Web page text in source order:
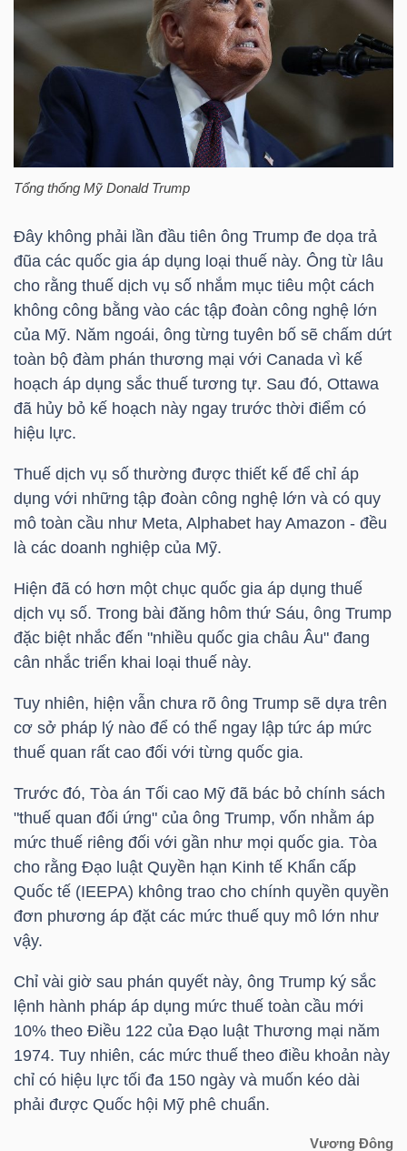
Tổng thống Mỹ Donald Trump
Đây không phải lần đầu tiên ông Trump đe dọa trả
đũa các quốc gia áp dụng loại thuế này. Ông từ lâu
cho rằng thuế dịch vụ số nhắm mục tiêu một cách
không công bằng vào các tập đoàn công nghệ lớn
của Mỹ. Năm ngoái, ông từng tuyên bố sẽ chấm dứt
toàn bộ đàm phán thương mại với Canada vì kế
hoạch áp dụng sắc thuế tương tự. Sau đó, Ottawa
đã hủy bỏ kế hoạch này ngay trước thời điểm có
hiệu lực.
Thuế dịch vụ số thường được thiết kế để chỉ áp
dụng với những tập đoàn công nghệ lớn và có quy
mô toàn cầu như Meta, Alphabet hay Amazon - đều
là các doanh nghiệp của Mỹ.
Hiện đã có hơn một chục quốc gia áp dụng thuế
dịch vụ số. Trong bài đăng hôm thứ Sáu, ông Trump
đặc biệt nhắc đến "nhiều quốc gia châu Âu" đang
cân nhắc triển khai loại thuế này.
Tuy nhiên, hiện vẫn chưa rõ ông Trump sẽ dựa trên
cơ sở pháp lý nào để có thể ngay lập tức áp mức
thuế quan rất cao đối với từng quốc gia.
Trước đó, Tòa án Tối cao Mỹ đã bác bỏ chính sách
"thuế quan đối ứng" của ông Trump, vốn nhằm áp
mức thuế riêng đối với gần như mọi quốc gia. Tòa
cho rằng Đạo luật Quyền hạn Kinh tế Khẩn cấp
Quốc tế (IEEPA) không trao cho chính quyền quyền
đơn phương áp đặt các mức thuế quy mô lớn như
vậy.
Chỉ vài giờ sau phán quyết này, ông Trump ký sắc
lệnh hành pháp áp dụng mức thuế toàn cầu mới
10% theo Điều 122 của Đạo luật Thương mại năm
1974. Tuy nhiên, các mức thuế theo điều khoản này
chỉ có hiệu lực tối đa 150 ngày và muốn kéo dài
phải được Quốc hội Mỹ phê chuẩn.
Vương Đông
THẾ
GIỚI
ĐÔNG
CÁ
NHÂN
TÍCH
VIETSTOCKFINANCE
VĨ
MÔ
NGÀNH
DOANH
NGHIỆP
CỔ
PHIẾU
PHÁI
SINH